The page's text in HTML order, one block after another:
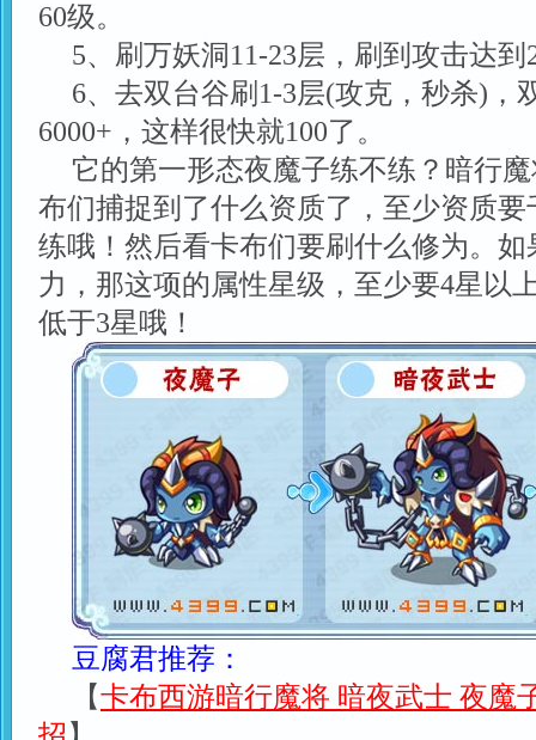
60级。
5、刷万妖洞11-23层，刷到攻击达到
6、去双台谷刷1-3层(攻克，秒杀)，
6000+，这样很快就100了。
它的第一形态夜魔子练不练？暗行
布们捕捉到了什么资质了，至少资质
练哦！然后看卡布们要刷什么修为。
力，那这项的属性星级，至少要4星以
低于3星哦！
豆腐君推荐：
【卡布西游暗行魔将 暗夜武士 夜魔